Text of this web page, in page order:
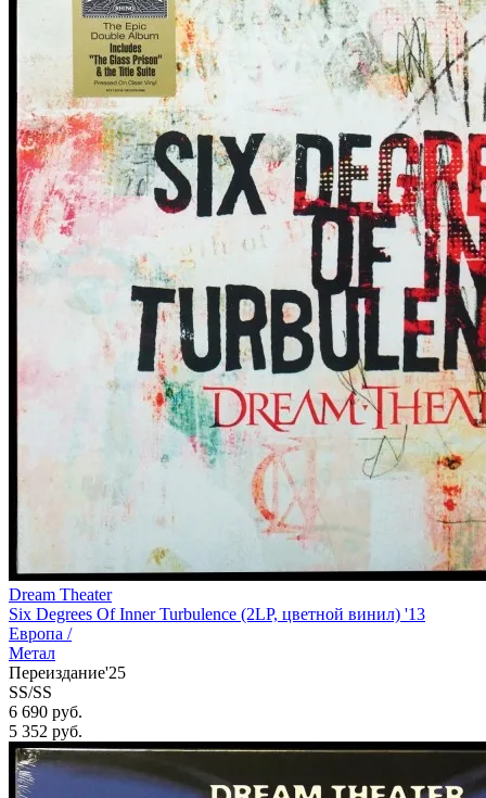
Dream Theater
Six Degrees Of Inner Turbulence (2LP, цветной винил) '13
Европа /
Метал
Переиздание'25
SS/SS
6 690 руб.
5 352 руб.